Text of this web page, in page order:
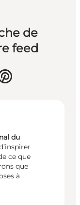
de
feed
du
ce que
que
à